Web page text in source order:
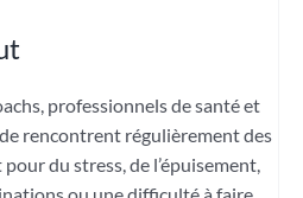
professionnels de santé et
rencontrent régulièrement des
du stress, de l’épuisement,